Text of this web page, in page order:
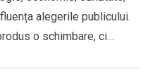
alegerile publicului.
o schimbare, ci…